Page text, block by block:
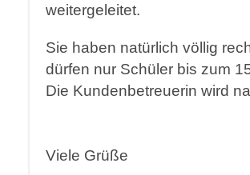
weitergeleitet.
Sie haben natürlich völlig
dürfen nur Schüler bis zum
Die Kundenbetreuerin wird
Viele Grüße